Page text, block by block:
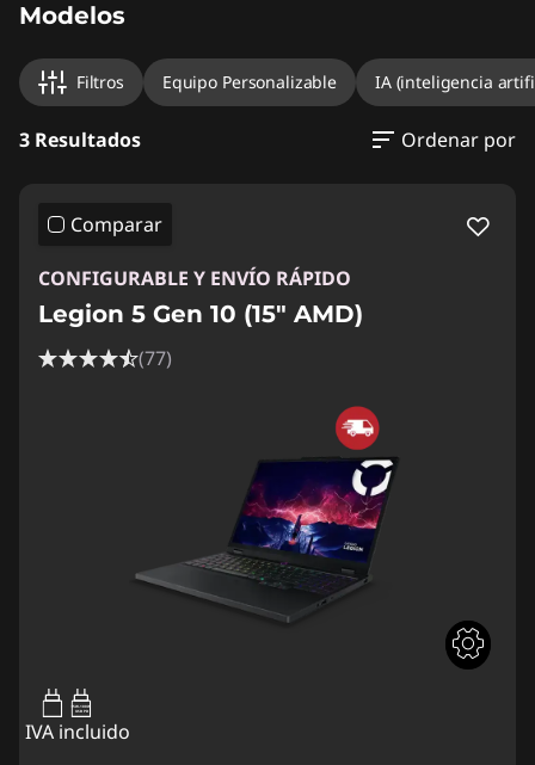
Modelos
Filtros Equipo Personalizable IA (inteligencia
3 Resultados Ordenar por
Comparar
CONFIGURABLE Y ENVÍO RÁPIDO
Legion 5 Gen 10 (15" AMD)
(77)
95W-100W
USB PD
IVA incluido